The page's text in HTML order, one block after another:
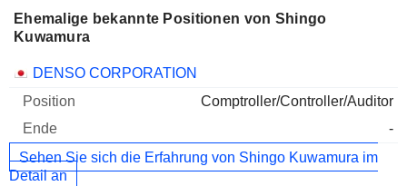
Ehemalige bekannte Positionen von Shingo
Kuwamura
Unternehmen Position Ende
DENSO CORPORATION
Comptroller/Controller/Auditor
-
Sehen Sie sich die Erfahrung von Shingo Kuwamura im
Detail an